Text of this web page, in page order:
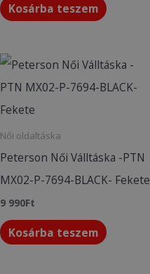
Kosárba teszem
Női oldaltáska
Peterson Női Válltáska -PTN
MX02-P-7694-BLACK- Fekete
9 990Ft
Kosárba teszem